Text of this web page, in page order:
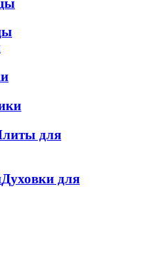
для
Духовки для